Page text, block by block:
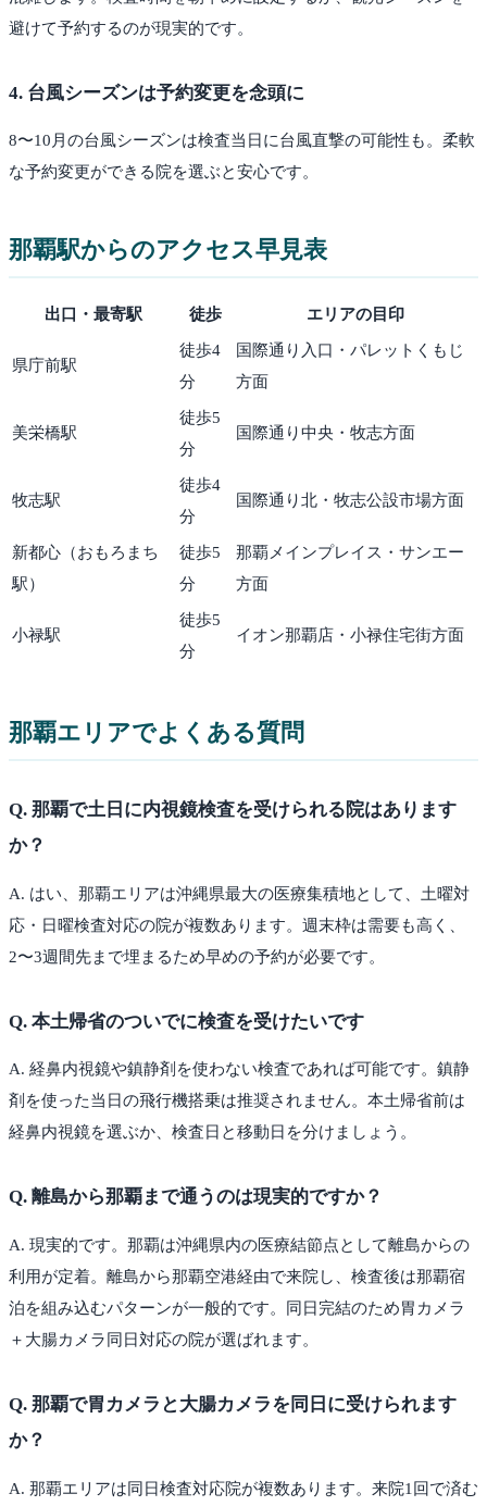
避けて予約するのが現実的です。
4. 台風シーズンは予約変更を念頭に
8〜10月の台風シーズンは検査当日に台風直撃の可能性も。柔軟
な予約変更ができる院を選ぶと安心です。
那覇駅からのアクセス早見表
出口・最寄駅 徒歩 エリアの目印
県庁前駅
徒歩4
分
国際通り入口・パレットくもじ
方面
美栄橋駅
徒歩5
分
国際通り中央・牧志方面
牧志駅
徒歩4
分
国際通り北・牧志公設市場方面
新都心（おもろまち
駅）
徒歩5
分
那覇メインプレイス・サンエー
方面
小禄駅
徒歩5
分
イオン那覇店・小禄住宅街方面
那覇エリアでよくある質問
Q. 那覇で土日に内視鏡検査を受けられる院はあります
か？
A. はい、那覇エリアは沖縄県最大の医療集積地として、土曜対
応・日曜検査対応の院が複数あります。週末枠は需要も高く、
2〜3週間先まで埋まるため早めの予約が必要です。
Q. 本土帰省のついでに検査を受けたいです
A. 経鼻内視鏡や鎮静剤を使わない検査であれば可能です。鎮静
剤を使った当日の飛行機搭乗は推奨されません。本土帰省前は
経鼻内視鏡を選ぶか、検査日と移動日を分けましょう。
Q. 離島から那覇まで通うのは現実的ですか？
A. 現実的です。那覇は沖縄県内の医療結節点として離島からの
利用が定着。離島から那覇空港経由で来院し、検査後は那覇宿
泊を組み込むパターンが一般的です。同日完結のため胃カメラ
＋大腸カメラ同日対応の院が選ばれます。
Q. 那覇で胃カメラと大腸カメラを同日に受けられます
か？
A. 那覇エリアは同日検査対応院が複数あります。来院1回で済む